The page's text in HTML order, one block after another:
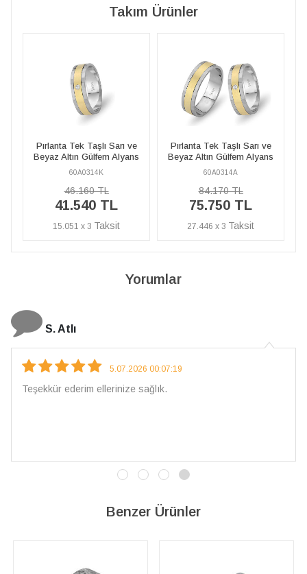
Takım Ürünler
Pırlanta Tek Taşlı Sarı ve
Beyaz Altın Gülfem Alyans
60A0314A
84.170 TL
75.750 TL
27.446 x 3
Pırlanta Tek Taşlı Sarı ve
Beyaz Altın Gülfem Alyans
60A0314K
46.160 TL
41.540 TL
15.051 x 3
Yorumlar
N. Elçi
4.08.2026 16:27:03
Çarpıcı ve olağanüstü bir işçilikle hazırlanmış bir mücevher.
Benzer Ürünler